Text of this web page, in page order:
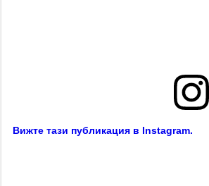
Вижте тази публикация в Instagram.